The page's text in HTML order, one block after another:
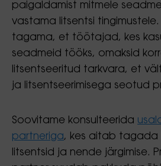
paigaldamist mitmele
vastama litsentsi
tagama, et töötajad, kes
seadmeid tööks, omaksid
litsentseeritud tarkvara, et
ja litsentseerimisega seotud
Soovitame konsulteerida
partneriga, kes aitab tagada
litsentsid ja nende järgimise.